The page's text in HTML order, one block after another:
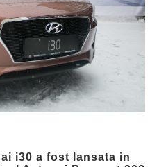
i30 a fost lansata in